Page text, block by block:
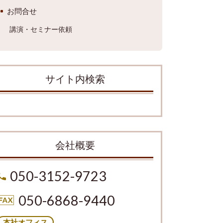
お問合せ
講演・セミナー依頼
サイト内検索
会社概要
050-3152-9723
050-6868-9440